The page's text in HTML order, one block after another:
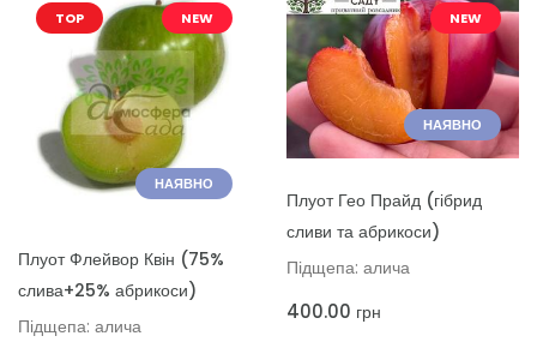
NEW
НАЯВНО
TOP
Плуот Флейвор Квін (75%
слива+25% абрикоси)
Підщепа: алича
NEW
НАЯВНО
ДОДАТИ ДО КОШИКА
Плуот Гео Прайд (гібрид
сливи та абрикоси)
Підщепа: алича
400.00 грн